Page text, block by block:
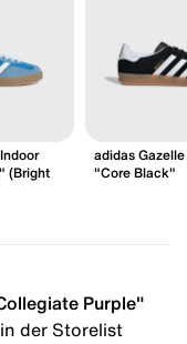
(Bright
adidas
"Core Black"
Purple"
der Storelist